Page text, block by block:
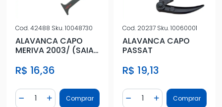
Cod.42488 Sku.10048730
ALAVANCA CAPO
MERIVA 2003/ (SAIA
R$ 16,36
Diminuir Quantidade
Quantidade
Adicionar Quantidade
Comprar
Cod. 20237 Sku.10060001
ALAVANCA CAPO
PASSAT
R$ 19,13
Diminuir Quantidade
Quantidade
AdicionarComprar